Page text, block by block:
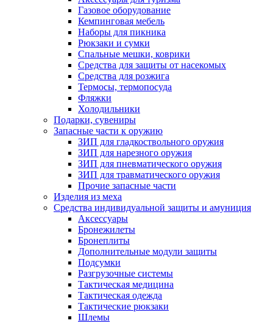
Газовое оборудование
Кемпинговая мебель
Наборы для пикника
Рюкзаки и сумки
Спальные мешки, коврики
Средства для защиты от насекомых
Средства для розжига
Термосы, термопосуда
Фляжки
Холодильники
Подарки, сувениры
Запасные части к оружию
ЗИП для гладкоствольного оружия
ЗИП для нарезного оружия
ЗИП для пневматического оружия
ЗИП для травматического оружия
Прочие запасные части
Изделия из меха
Средства индивидуальной защиты и амуниция
Аксессуары
Бронежилеты
Бронеплиты
Дополнительные модули защиты
Подсумки
Разгрузочные системы
Тактическая медицина
Тактическая одежда
Тактические рюкзаки
Шлемы